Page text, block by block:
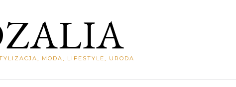
MODA, LIFESTYLE, URODA